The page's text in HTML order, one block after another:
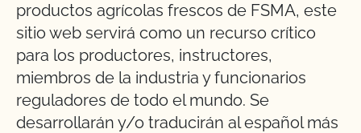
productos agrícolas frescos de FSMA, este
sitio web servirá como un recurso crítico
para los productores, instructores,
miembros de la industria y funcionarios
reguladores de todo el mundo. Se
desarrollarán y/o traducirán al español más